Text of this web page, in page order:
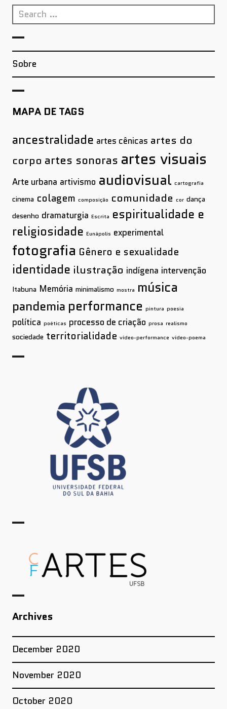
Search
for:
Sobre
MAPA DE TAGS
ancestralidade artes cênicas artes do
corpo artes sonoras artes visuais
Arte urbana artivismo audiovisual cartografia
cinema colagem composição comunidade cor dança
desenho dramaturgia Escrita espiritualidade e
religiosidade Eunápolis experimental
fotografia Gênero e sexualidade
identidade ilustração indígena intervenção
Itabuna Memória minimalismo mostra música
pandemia performance pintura poesia
política poéticas processo de criação prosa realismo
sociedade territorialidade vídeo-performance vídeo-poema
Archives
December 2020
November 2020
October 2020